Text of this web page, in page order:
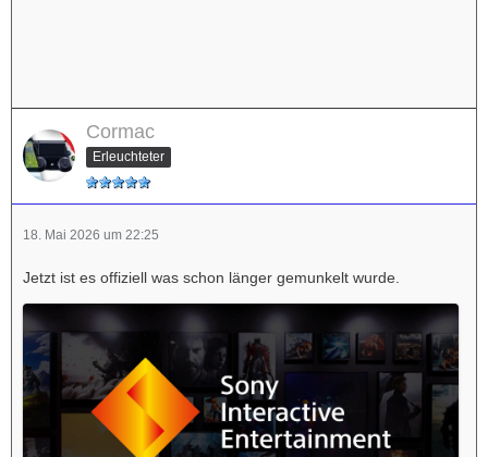
Cormac
Erleuchteter
18. Mai 2026 um 22:25
Jetzt ist es offiziell was schon länger gemunkelt wurde.